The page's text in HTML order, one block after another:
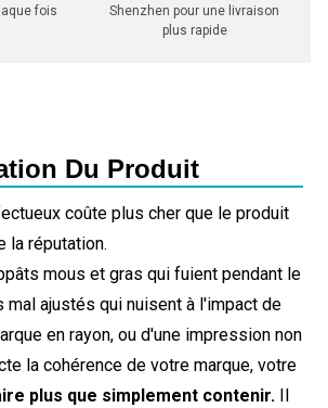
fois
Shenzhen pour une livraison
plus rapide
Du Produit
coûte plus cher que le produit
la réputation.
mous et gras qui fuient pendant le
mal ajustés qui nuisent à l'impact de
en rayon, ou d'une impression non
la cohérence de votre marque, votre
plus que simplement contenir. Il